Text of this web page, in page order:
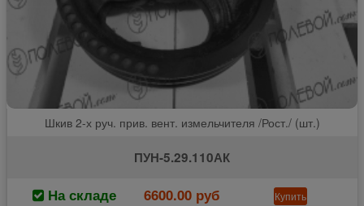
Шкив 2-х руч. прив. вент. измельчителя /Рост./ (шт.)
ПУН-5.29.110АК
На складе 6600.00 руб Купить